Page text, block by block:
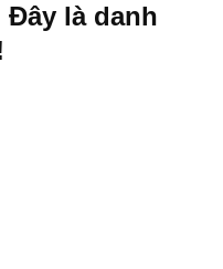
Đây là danh